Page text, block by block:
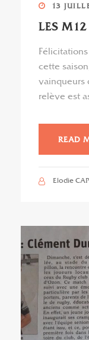
13
LES
cette
vainqueurs
relève est
READ
Elodie